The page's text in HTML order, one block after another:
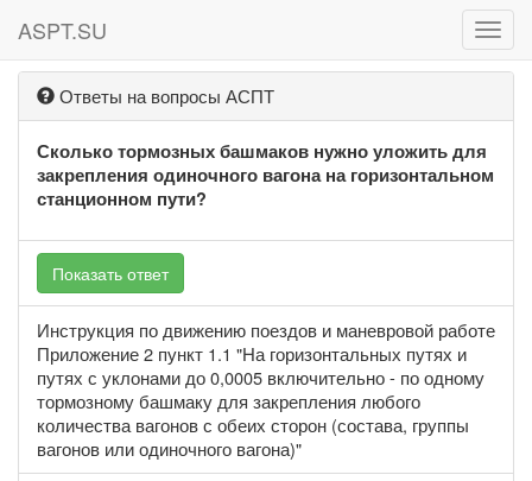
ASPT.SU
Ответы на вопросы АСПТ
Сколько тормозных башмаков нужно уложить для
закрепления одиночного вагона на горизонтальном
станционном пути?
Показать ответ
Инструкция по движению поездов и маневровой работе
Приложение 2 пункт 1.1 "На горизонтальных путях и
путях с уклонами до 0,0005 включительно - по одному
тормозному башмаку для закрепления любого
количества вагонов с обеих сторон (состава, группы
вагонов или одиночного вагона)"